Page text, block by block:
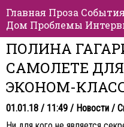
Главная Проза События
Дом Проблемы
ПОЛИНА
САМОЛЕТЕ
ЭКОНОМ-
01.01.18 / 11:49 / Новости /